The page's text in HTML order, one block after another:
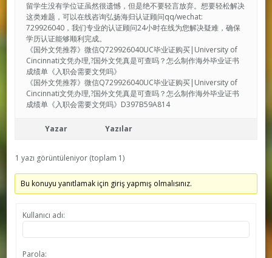
留学生没有学位证虽然很遗憾，但是绝不要轻言放弃。想要轻松解决
这类难题，可以在线咨询弘扬海归认证顾问qq/wechat:
729926040，我们专业的认证顾问24小时在线为您解决疑难，确保
学历认证能够顺利完成。
《国外文凭推荐》微信Q729926040UC毕业证购买|University of
Cincinnati文凭办理,?国外文凭真是可查吗？怎么制作海外毕业证书
成绩单《入职会需要文凭吗》
《国外文凭推荐》微信Q729926040UC毕业证购买|University of
Cincinnati文凭办理,?国外文凭真是可查吗？怎么制作海外毕业证书
成绩单《入职会需要文凭吗》D397B59A814
Yazar Yazılar
1 yazı görüntüleniyor (toplam 1)
Bu konuyu yanıtlamak için giriş yapmış olmalısınız.
Kullanıcı adı:
Parola: